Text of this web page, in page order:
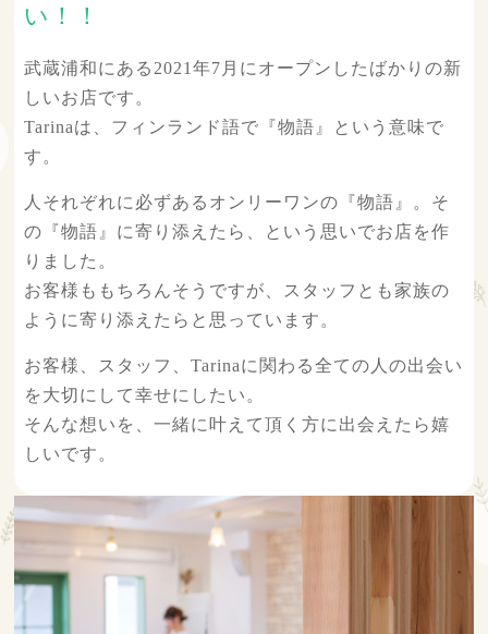
い！！
武蔵浦和にある2021年7月にオープンしたばかりの新
しいお店です。
Tarinaは、フィンランド語で『物語』という意味で
す。
人それぞれに必ずあるオンリーワンの『物語』。そ
の『物語』に寄り添えたら、という思いでお店を作
りました。
お客様ももちろんそうですが、スタッフとも家族の
ように寄り添えたらと思っています。
お客様、スタッフ、Tarinaに関わる全ての人の出会い
を大切にして幸せにしたい。
そんな想いを、一緒に叶えて頂く方に出会えたら嬉
しいです。